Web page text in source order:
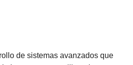
de sistemas avanzados que